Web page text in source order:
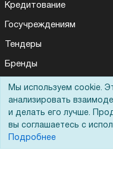
Кредитование
Госучреждениям
Тендеры
Бренды
ЭДО
Помощь
Мы используем cookie.
анализировать
и делать его лучше.
вы соглашаетесь с
Подробнее